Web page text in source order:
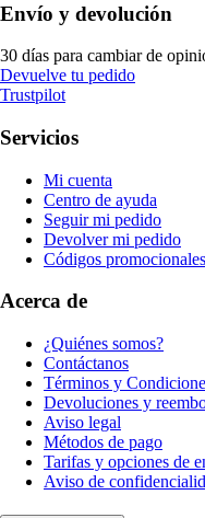
Envío y devolución
30 días para cambiar de
Devuelve tu pedido
Trustpilot
Servicios
Mi cuenta
Centro de ayuda
Seguir mi pedido
Devolver mi pedido
Códigos promocionales
Acerca de
¿Quiénes somos?
Contáctanos
Términos y
Devoluciones y
Aviso legal
Métodos de pago
Tarifas y opciones de
Aviso de